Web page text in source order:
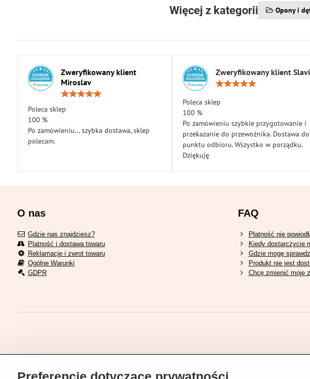
Więcej z kategorii Opony i
Zweryfikowany klient
Miroslav
Poleca sklep
100 %
Po zamówieniu... szybka dostawa, sklep
polecam.
Zweryfikowany klient
Poleca sklep
100 %
Po zamówieniu szybkie przygotowanie i
przekazanie do przewoźnika. Dostawa do
punktu odbioru. Wszystko w porządku.
Dziękuję
O nas
Gdzie nas znajdziesz?
Platność i dostawa towaru
Reklamacje i zwrot towaru
Ogólne Warunki
GDPR
FAQ
Płatność nie
Kiedy dostarczycie
Gdzie mogę
Produkt nie jest
Chcę zmienić moje